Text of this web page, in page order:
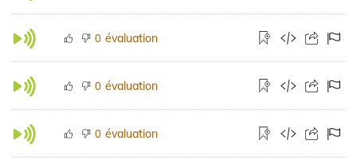
0 évaluation
0 évaluation
0 évaluation